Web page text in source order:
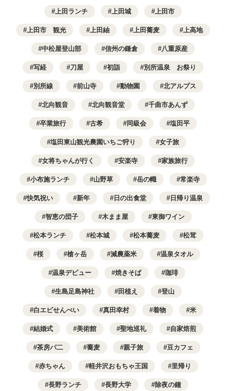
上田ランチ 上田城 上田市
上田市 観光 上田紬 上田蕎麦 上高地
中松屋登山部 信州の鎌倉 八重原産
写経 刀屋 初詣 別所温泉 お祭り
別所線 前山寺 動物園 北アルプス
北向観音 北向観音堂 千曲市あんず
卒業旅行 古希 同級会 塩田平
塩田東山観光農園いちご狩り 女子旅
女将ちゃんが行く 安楽寺 家族旅行
小布施ランチ 山野草 岳の幟 常楽寺
快気祝い 新年 日の出食堂 日帰り温泉
智恵の団子 木まま屋 東御ワイン
松本ランチ 松本城 松本蕎麦 松茸
桜 槍ヶ岳 減農薬米 温泉タオル
温泉デビュー 焼きそば 珈琲
生島足島神社 田植え 登山
白エビせんべい 真田幸村 着物 米
結婚式 美術館 聖地巡礼 自家焙煎
茶房パ二 蕎麦 親子旅 豆カフェ
赤ちゃん 軽井沢おもちゃ王国 里帰り
長野ランチ 長野大学 除夜の鐘